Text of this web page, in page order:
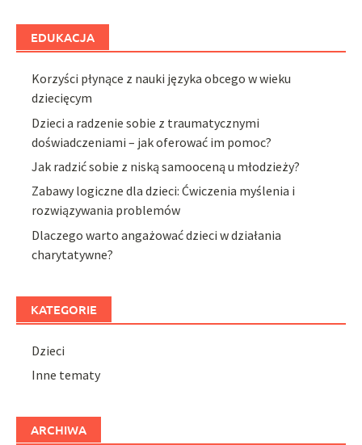
EDUKACJA
Korzyści płynące z nauki języka obcego w wieku
dziecięcym
Dzieci a radzenie sobie z traumatycznymi
doświadczeniami – jak oferować im pomoc?
Jak radzić sobie z niską samooceną u młodzieży?
Zabawy logiczne dla dzieci: Ćwiczenia myślenia i
rozwiązywania problemów
Dlaczego warto angażować dzieci w działania
charytatywne?
KATEGORIE
Dzieci
Inne tematy
ARCHIWA